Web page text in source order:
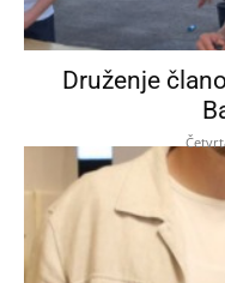
Druženje